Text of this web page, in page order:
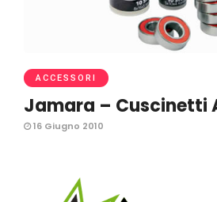
ACCESSORI
Jamara – Cuscinetti
16 Giugno 2010